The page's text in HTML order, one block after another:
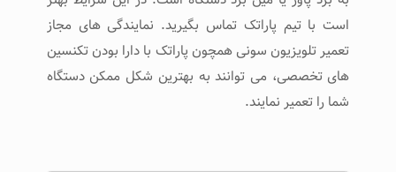
است با تیم پاراتک تماس بگیرید. نمایندگی های مجاز
تعمیر تلویزیون سونی همچون پاراتک با دارا بودن تکنسین
های تخصصی، می توانند به بهترین شکل ممکن دستگاه
شما را تعمیر نمایند.